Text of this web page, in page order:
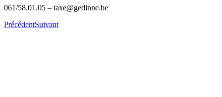
061/58.01.05 – taxe@gedinne.be
PrécédentSuivant